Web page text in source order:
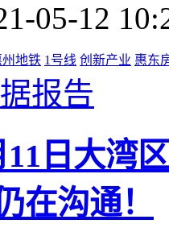
05-12
州地铁 1号线 创新产业 惠东
报告
11日大湾
在沟通！